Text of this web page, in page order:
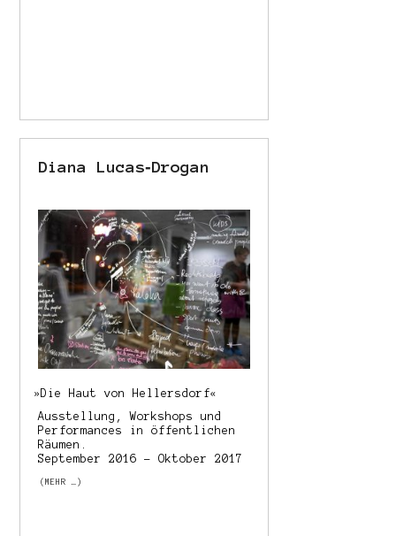
Diana Lucas‐Drogan
»Die Haut von Hellersdorf«
Ausstellung, Workshops und
Performances in öffentlichen
Räumen.
September 2016 – Oktober 2017
(MEHR …)